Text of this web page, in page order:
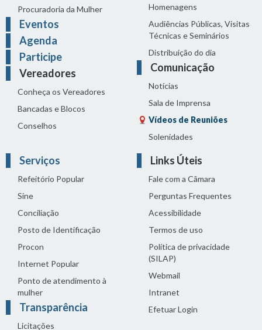
Procuradoria da Mulher
Eventos
Agenda
Participe
Vereadores
Conheça os Vereadores
Bancadas e Blocos
Conselhos
Homenagens
Audiências Públicas, Visitas
Técnicas e Seminários
Distribuição do dia
Comunicação
Notícias
Sala de Imprensa
Vídeos de Reuniões
Solenidades
Serviços
Refeitório Popular
Sine
Conciliação
Posto de Identificação
Procon
Internet Popular
Ponto de atendimento à
mulher
Transparência
Licitações
Links Úteis
Fale com a Câmara
Perguntas Frequentes
Acessibilidade
Termos de uso
Política de privacidade
(SILAP)
Webmail
Intranet
Efetuar Login